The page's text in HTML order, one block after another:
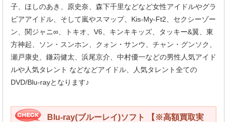
子、ほしのあき、原史奈、森下千里などなど女性アイドルやグラ
ビアアイドル、そして嵐やスマップ、Kis-My-Ft2、セクシーゾー
ン、関ジャニ∞、トキオ、V6、キンキキッズ、タッキー&翼、東
方神起、ソン・スンホン、クォン・サンウ、チャン・グンソク、
瀬戸康史、鎌苅健太、浜尾京介、中村優一などの男性人気アイド
ルや人気タレント などなどアイドル、人気タレント全ての
DVD/Blu-rayとなります♪
Blu-ray(ブルーレイ)ソフト 【※高額買取実